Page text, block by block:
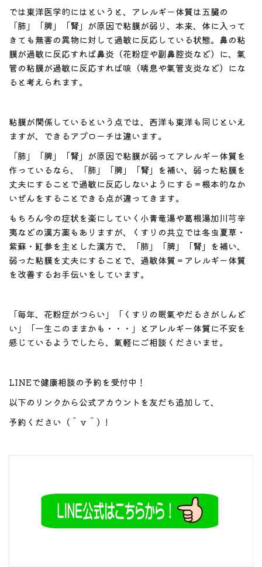
では東洋医学的にはというと、アレルギー体質は五臓の
「肺」「脾」「腎」が原因で粘膜が弱り、本来、体に入って
きても無害の異物に対して過敏に反応している状態。鼻の粘
膜が過敏に反応すれば鼻炎（花粉症や副鼻腔炎など）に、氣
管の粘膜が過敏に反応すれば咳（喘息や氣管支炎など）にな
ると考えられます。
粘膜が関係しているという点では、西洋も東洋も同じといえ
ますが、できるアプローチは違います。
「肺」「脾」「腎」が原因で粘膜が弱ってアレルギー体質を
作っているなら、「肺」「脾」「腎」を補い、弱った粘膜を
丈夫にすることで過敏に反応しないようにする＝根本的なか
いぜんをすることできる点が違ってきます。
もちろん今の症状を楽にしていく小青竜湯や葛根湯加川芎辛
夷などの漢方薬もありますが、くすりの共立では冬虫夏草・
紫蘇・紅参を主とした漢方で、「肺」「脾」「腎」を補い、
弱った粘膜を丈夫にすることで、過敏体質＝アレルギー体質
を改善するお手伝いをしています。
「毎年、花粉症がつらい」「くすりの眠氣やだるさがしんど
い」「一生このままかも・・・」とアレルギー体質に不安を
感じているようでしたら、氣軽にご相談くださいませ。
LINEで健康相談の予約を受付中！
以下のリンクから公式アカウントを友だち追加して、
予約ください（＾ｖ＾）!